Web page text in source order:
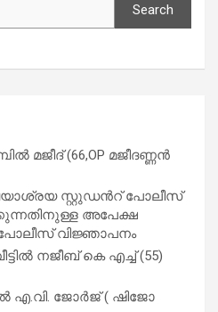
Search
മജീദ് (66,OP മജീദണ്ണൻ
സ്റ്റുഡന്‍റ് പോലീസ്
അപേക്ഷ
വിജ്ഞാപനം
നജീബ് കെ എച്ച് (55)
എ.​വി. ജോ​ർ​ജ് ( ഷിജോ